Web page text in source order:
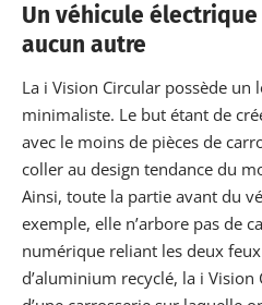
Un véhicule
aucun autre
La i Vision Circular possède
minimaliste. Le but étant de
avec le moins de pièces de
coller au design tendance du
Ainsi, toute la partie avant du
exemple, elle n’arbore pas de
numérique reliant les deux
d’aluminium recyclé, la i Vision